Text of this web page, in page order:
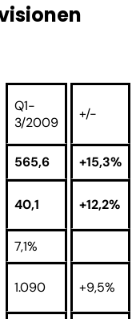
Q1-
3/2009
+/-
565,6 +15,3%
40,1 +12,2%
7,1%
1.090 +9,5%